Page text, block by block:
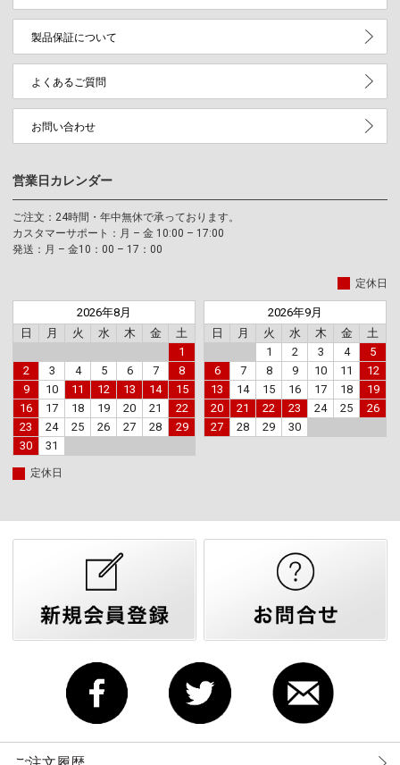
製品保証について
よくあるご質問
お問い合わせ
営業日カレンダー
ご注文：24時間・年中無休で承っております。
カスタマーサポート：月 – 金 10:00 – 17:00
発送：月 – 金10：00 – 17：00
定休日
2026年8月
日
月 火 水 木 金
土
1
2
3 4 5 6 7
8
9
10 11 12 13 14
15
16
17 18 19 20 21
22
23
24 25 26 27 28
29
30
31
2026年9月
日
月 火 水 木 金
土
1
2 3 4
5
6
7 8 9 10 11
12
13
14 15 16 17 18
19
20
21 22 23 24 25
26
27
28 29 30
定休日